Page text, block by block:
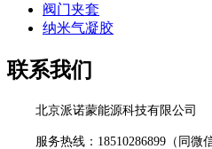
阀门夹套
纳米气凝胶
联系我们
北京派诺蒙能源科技有限公司
服务热线：18510286899（同微信